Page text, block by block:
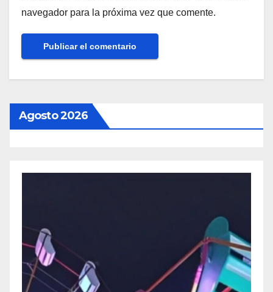
navegador para la próxima vez que comente.
Agosto 2026